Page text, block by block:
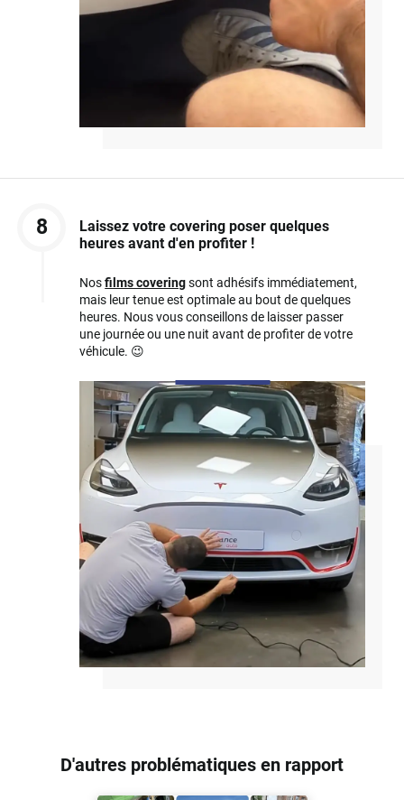
8
Laissez votre covering poser quelques
heures avant d'en profiter !
Nosfilms coveringsont adhésifs immédiatement,
mais leur tenue est optimale au bout de quelques
heures. Nous vous conseillons de laisser passer
une journée ou une nuit avant de profiter de votre
véhicule. 😉
D'autres problématiques en rapport